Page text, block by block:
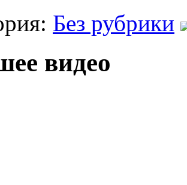
Без рубрики
видео